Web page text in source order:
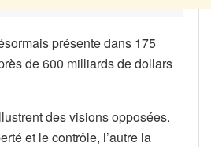
présente dans 175
de 600 milliards de dollars
des visions opposées.
et le contrôle, l’autre la